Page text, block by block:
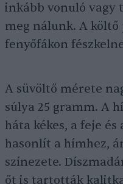
inkább vonuló vagy
meg nálunk. A
fenyőfákon
A süvöltő mérete
súlya 25 gramm. A
háta kékes, a feje
hasonlít a hímhez,
színezete.
őt is tartották